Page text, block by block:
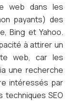
web dans les
payants) des
Bing et Yahoo.
à attirer un
web, car les
une recherche
intéressés par
SEO